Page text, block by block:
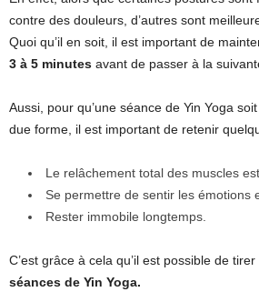
contre des douleurs, d’autres sont
Quoi qu’il en soit, il est important de
3 à 5 minutes avant de passer à la
Aussi, pour qu’une séance de Yin Yoga
due forme, il est important de retenir
Le relâchement total des muscles
Se permettre de sentir les émotions
Rester immobile longtemps.
C’est grâce à cela qu’il est possible de tirer
séances de Yin Yoga.